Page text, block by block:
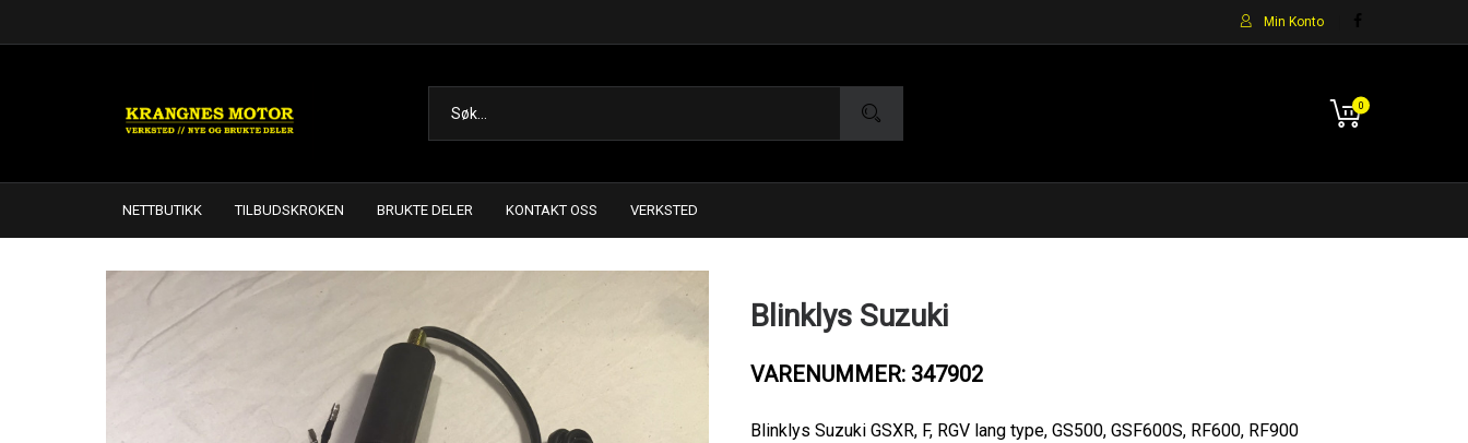
Min Konto
0
NETTBUTIKK TILBUDSKROKEN BRUKTE DELER KONTAKT OSS VERKSTED
Blinklys Suzuki
VARENUMMER: 347902
Blinklys Suzuki GSXR, F, RGV lang type, GS500, GSF600S, RF600, RF900